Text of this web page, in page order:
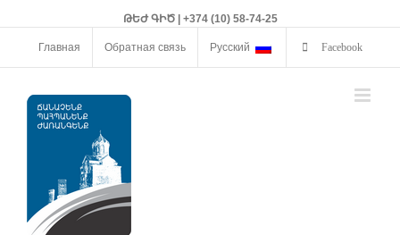
ԹԵԺ ԳԻԾ | +374 (10) 58-74-25
Главная Обратная связь Русский Facebook